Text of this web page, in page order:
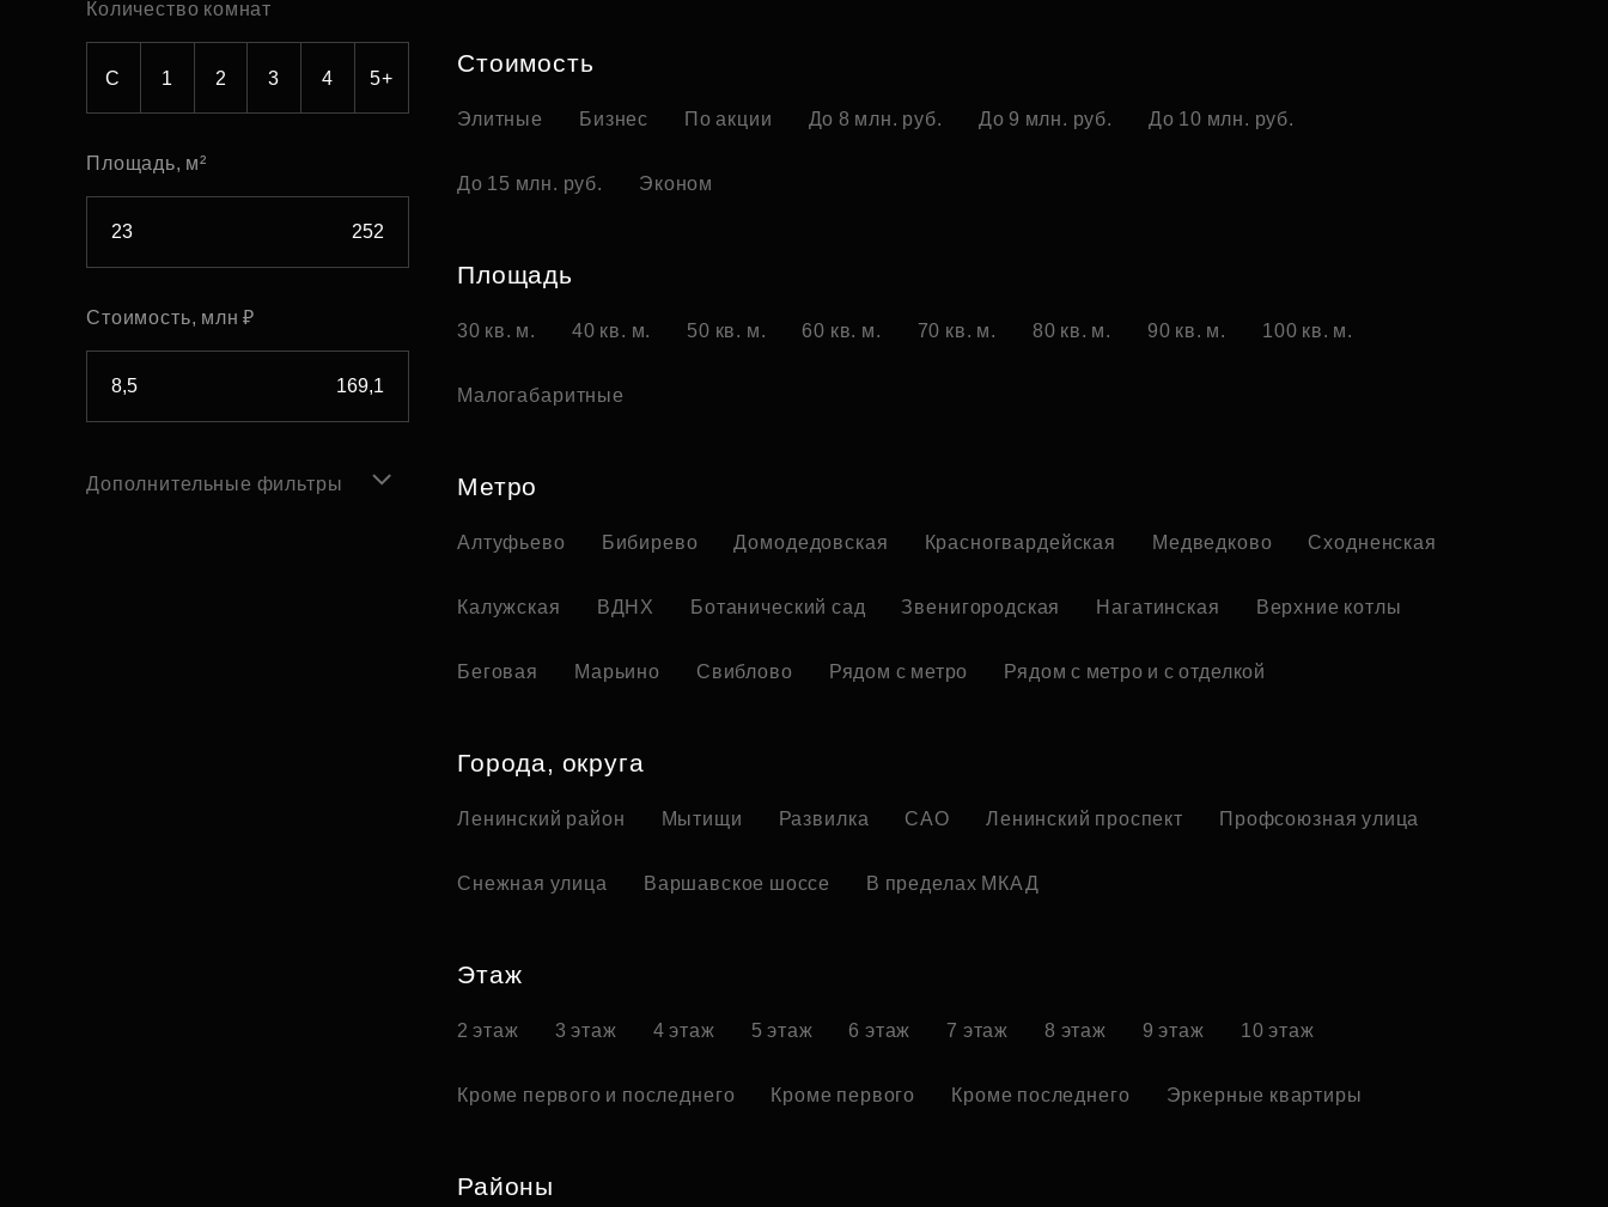
Количество комнат
С 1 2 3 4 5+
Площадь, м²
Стоимость, млн ₽
Дополнительные фильтры
Стоимость
Элитные Бизнес По акции До 8 млн. руб. До 9 млн. руб. До 10 млн. руб.
До 15 млн. руб. Эконом
Площадь
30 кв. м. 40 кв. м. 50 кв. м. 60 кв. м. 70 кв. м. 80 кв. м. 90 кв. м. 100 кв. м.
Малогабаритные
Метро
Алтуфьево Бибирево Домодедовская Красногвардейская Медведково Сходненская
Калужская ВДНХ Ботанический сад Звенигородская Нагатинская Верхние котлы
Беговая Марьино Свиблово Рядом с метро Рядом с метро и с отделкой
Города, округа
Ленинский район Мытищи Развилка САО Ленинский проспект Профсоюзная улица
Снежная улица Варшавское шоссе В пределах МКАД
Этаж
2 этаж 3 этаж 4 этаж 5 этаж 6 этаж 7 этаж 8 этаж 9 этаж 10 этаж
Кроме первого и последнего Кроме первого Кроме последнего Эркерные квартиры
Районы